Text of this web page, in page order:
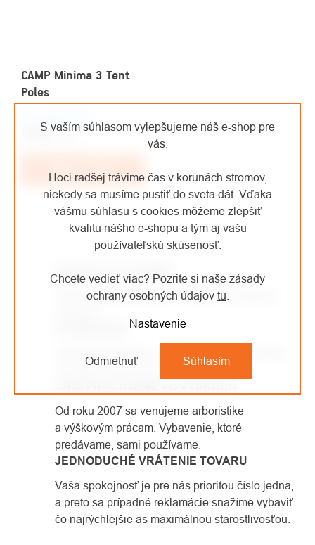
S vaším súhlasom vylepšujeme náš e-shop pre
vás.
Hoci radšej trávime čas v korunách stromov,
niekedy sa musíme pustiť do sveta dát. Vďaka
vášmu súhlasu s cookies môžeme zlepšiť
kvalitu nášho e-shopu a tým aj vašu
používateľskú skúsenosť.
Chcete vedieť viac? Pozrite si naše zásady
ochrany osobných údajov tu
Nastavenie
Odmietnuť Súhlasím
CAMP Minima 3 Tent
Poles
€89,64/ ks
OVLÁDACIE
VÝPISU
Každá objednávka nad 150 euro má dopravu
vyskúšať vybavenie na vlastnej koži.
Od roku 2007 sa venujeme arboristike
a výškovým prácam. Vybavenie, ktoré
predávame, sami používame.
JEDNODUCHÉ VRÁTENIE TOVARU
Vaša spokojnosť je pre nás prioritou číslo jedna,
a preto sa prípadné reklamácie snažíme vybaviť
čo najrýchlejšie as maximálnou starostlivosťou.